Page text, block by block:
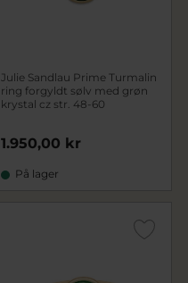
Julie Sandlau Prime Turmalin
ring forgyldt sølv med grøn
krystal cz str. 48-60
1.950,00 kr
På lager